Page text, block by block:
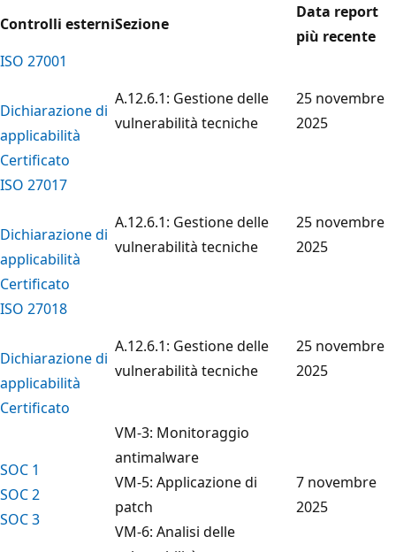
Controlli esterniSezione
Data report
più recente
ISO 27001
Dichiarazione di
applicabilità
Certificato
A.12.6.1: Gestione delle
vulnerabilità tecniche
25 novembre
2025
ISO 27017
Dichiarazione di
applicabilità
Certificato
A.12.6.1: Gestione delle
vulnerabilità tecniche
25 novembre
2025
ISO 27018
Dichiarazione di
applicabilità
Certificato
A.12.6.1: Gestione delle
vulnerabilità tecniche
25 novembre
2025
SOC 1
SOC 2
SOC 3
VM-3: Monitoraggio
antimalware
VM-5: Applicazione di
patch
VM-6: Analisi delle
7 novembre
2025